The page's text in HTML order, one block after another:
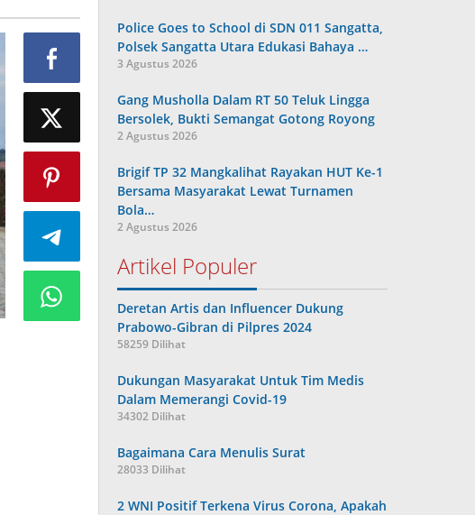
Police Goes to School di SDN 011 Sangatta,
Polsek Sangatta Utara Edukasi Bahaya …
3 Agustus 2026
Gang Musholla Dalam RT 50 Teluk Lingga
Bersolek, Bukti Semangat Gotong Royong
2 Agustus 2026
Brigif TP 32 Mangkalihat Rayakan HUT Ke-1
Bersama Masyarakat Lewat Turnamen
Bola…
2 Agustus 2026
Artikel Populer
Deretan Artis dan Influencer Dukung
Prabowo-Gibran di Pilpres 2024
58259 Dilihat
Dukungan Masyarakat Untuk Tim Medis
Dalam Memerangi Covid-19
34302 Dilihat
Bagaimana Cara Menulis Surat
28033 Dilihat
2 WNI Positif Terkena Virus Corona, Apakah